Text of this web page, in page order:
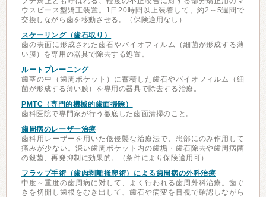
ウスピース型矯正装置。1日20時間以上装着して、約2～5週間で
交換しながら歯を移動させる。（保険適用なし）
スケーリング（歯石取り）
歯の表面に形成された歯石やバイオフィルム（細菌が形成する薄
い膜）を専用の器具で除去する処置。
ルートプレーニング
歯茎の中（歯周ポケット）に蓄積した歯石やバイオフィルム（細
菌が形成する薄い膜）を専用の器具で除去する治療。
PMTC（専門的機械的歯面掃除）
歯科医院で専門家が行う徹底した歯面清掃のこと。
歯周病のレーザー治療
歯科用レーザーを用いた低侵襲な治療法で、患部にのみ作用して
痛みが少ない。深い歯周ポケット内の歯垢・歯石除去や歯周病菌
の殺菌、再発抑制に効果的。（条件により保険適用可）
フラップ手術（歯肉剥離掻爬術）による歯周病の外科治療
中度～重度の歯周病に対して、よく行われる歯周外科治療。歯ぐ
きを切開し歯根をむき出して、歯石や病変を目視で確認しながら